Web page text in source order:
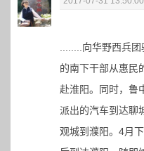
........向华野西兵
的南下干部从惠民
赴淮阳。同时，鲁
派出的汽车到达聊
观城到濮阳。4月